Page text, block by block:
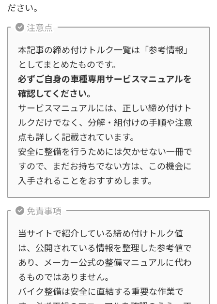
ださい。
注意点
本記事の締め付けトルク一覧は「参考情報」
としてまとめたものです。
必ずご自身の車種専用サービスマニュアルを
確認してください。
サービスマニュアルには、正しい締め付けト
ルクだけでなく、分解・組付けの手順や注意
点も詳しく記載されています。
安全に整備を行うためには欠かせない一冊で
すので、まだお持ちでない方は、この機会に
入手されることをおすすめします。
免責事項
当サイトで紹介している締め付けトルク値
は、公開されている情報を整理した参考値で
あり、メーカー公式の整備マニュアルに代わ
るものではありません。
バイク整備は安全に直結する重要な作業で